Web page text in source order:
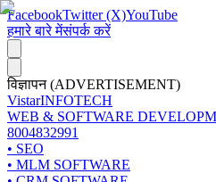
FacebookTwitter (X)YouTube
हमारे बारे मेंसंपर्क करें
विज्ञापन (ADVERTISEMENT)
VistarINFOTECH
WEB & SOFTWARE
8004832991
• SEO
• MLM SOFTWARE